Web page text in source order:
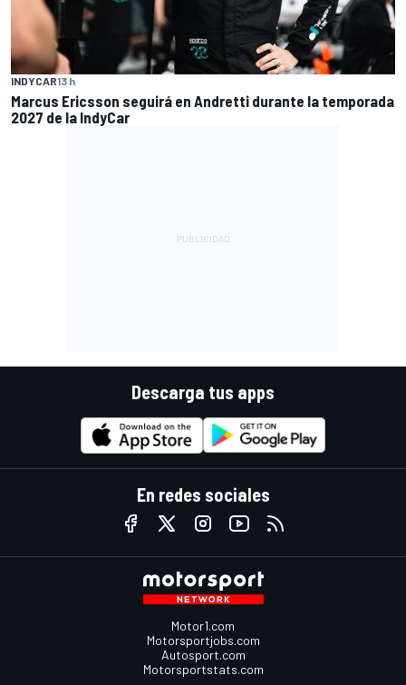
INDYCAR13 h
Marcus Ericsson seguirá en Andretti durante la temporada
2027 de la IndyCar
Descarga tus apps
En redes sociales
Motor1.com
Motorsportjobs.com
Autosport.com
Motorsportstats.com